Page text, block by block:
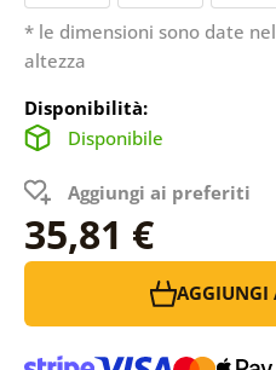
* le dimensioni sono date
altezza
Disponibilità:
Disponibile
Aggiungi ai preferiti
35,81 €
AGGIUNGI